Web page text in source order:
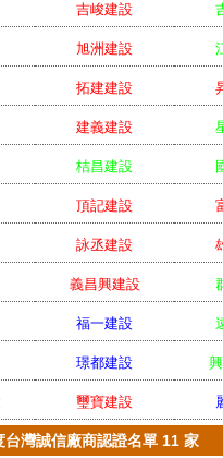
吉峻建設
旭洲建設
拓建建設
建義建設
桔昌建設
頂記建設
詠丞建設
義昌興建設
福一建設
璟都建設
璽寶建設
台灣誠信廠商認證名單 11 家